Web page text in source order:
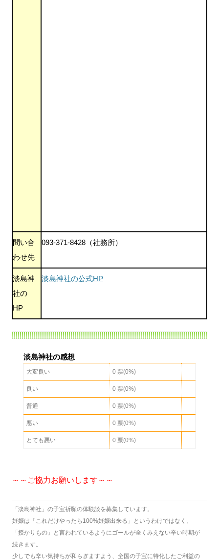
問い合
わせ先
093-371-8428（社務所）
淡島神
社の
HP
淡島神社の公式HP
淡島神社の感想
大変良い 0 票(0%)
良い 0 票(0%)
普通 0 票(0%)
悪い 0 票(0%)
とても悪い 0 票(0%)
～～ご協力お願いします～～
「淡島神社」の子宝祈願の体験談を募集しています。
妊娠は「これだけやったら100%妊娠出来る」というわけではなく、
「授かりもの」と言われているようにゴールが全くみえない辛い時期が
続きます。
少しでも辛い気持ちが和らぎますよう、全国の子宝に特化したご利益の